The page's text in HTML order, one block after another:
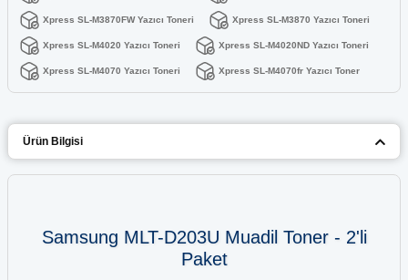
Xpress SL-M3870FW Yazıcı Toneri Xpress SL-M3870 Yazıcı Toneri
Xpress SL-M4020 Yazıcı Toneri Xpress SL-M4020ND Yazıcı Toneri
Xpress SL-M4070 Yazıcı Toneri Xpress SL-M4070fr Yazıcı Toner
Ürün Bilgisi
Samsung MLT-D203U Muadil Toner - 2'li
Paket